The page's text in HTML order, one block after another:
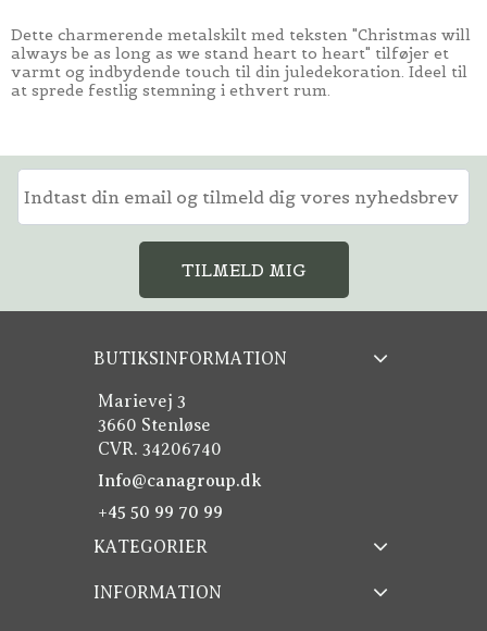
Dette charmerende metalskilt med teksten "Christmas will
always be as long as we stand heart to heart" tilføjer et
varmt og indbydende touch til din juledekoration. Ideel til
at sprede festlig stemning i ethvert rum.
TILMELD MIG
BUTIKSINFORMATION
Marievej 3
3660 Stenløse
CVR. 34206740
Info@canagroup.dk
+45 50 99 70 99
KATEGORIER
INFORMATION